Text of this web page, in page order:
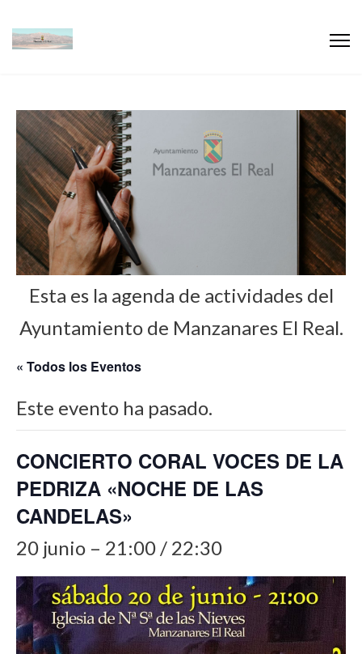
Esta es la agenda de actividades del
Ayuntamiento de Manzanares El Real.
« Todos los Eventos
Este evento ha pasado.
CONCIERTO CORAL VOCES DE LA
PEDRIZA «NOCHE DE LAS
CANDELAS»
20 junio – 21:00 / 22:30